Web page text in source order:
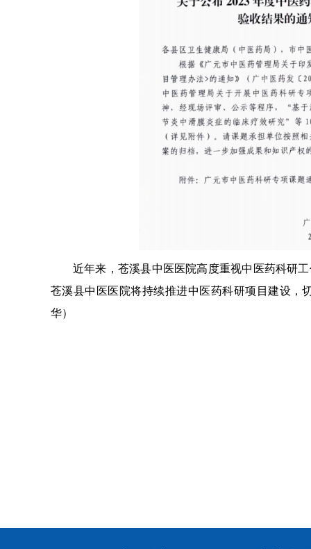
近年来，苍溪县中医医院高度重视中医药科研
苍溪县中医医院将持续推进中医药科研项目建设，
华）